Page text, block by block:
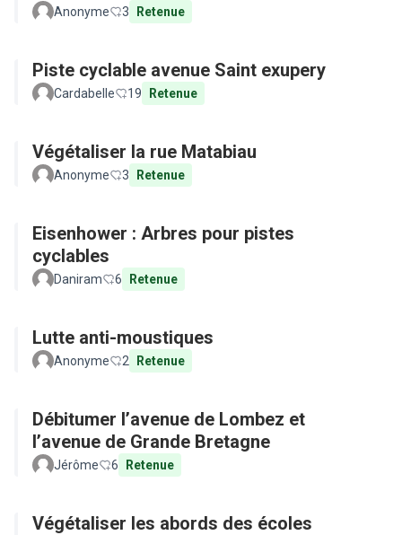
Anonyme 3 Retenue
Piste cyclable avenue Saint exupery
Cardabelle 19 Retenue
Végétaliser la rue Matabiau
Anonyme 3 Retenue
Eisenhower : Arbres pour pistes
cyclables
Daniram 6 Retenue
Lutte anti-moustiques
Anonyme 2 Retenue
Débitumer l’avenue de Lombez et
l’avenue de Grande Bretagne
Jérôme 6 Retenue
Végétaliser les abords des écoles